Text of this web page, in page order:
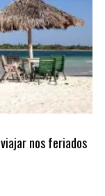
nos feriados